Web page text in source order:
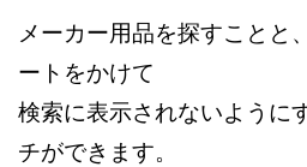
メーカー用品を探すことと
ートをかけて
検索に表示されないように
チができます。